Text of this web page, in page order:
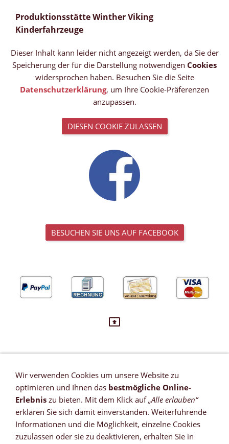
Produktionsstätte Winther Viking
Kinderfahrzeuge
Dieser Inhalt kann leider nicht angezeigt werden, da Sie der
Speicherung der für die Darstellung notwendigen Cookies
widersprochen haben. Besuchen Sie die Seite
Datenschutzerklärung, um Ihre Cookie-Präferenzen
anzupassen.
DIESEN COOKIE ZULASSEN
BESUCHEN SIE UNS AUF FACEBOOK
VERTRAG WIDERRUFEN
Newsletter
Wir verwenden Cookies um unsere Website zu
optimieren und Ihnen das bestmögliche Online-
Erlebnis zu bieten. Mit dem Klick auf„Alle erlauben“
erklären Sie sich damit einverstanden. Weiterführende
Informationen und die Möglichkeit, einzelne Cookies
zuzulassen oder sie zu deaktivieren, erhalten Sie in